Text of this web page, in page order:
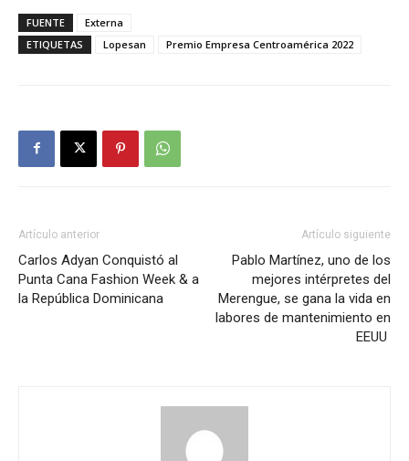
FUENTE
Externa
ETIQUETAS
Lopesan Premio Empresa Centroamérica 2022
Artículo anterior
Carlos Adyan Conquistó al
Punta Cana Fashion Week & a
la República Dominicana
Artículo siguiente
Pablo Martínez, uno de los
mejores intérpretes del
Merengue, se gana la vida en
labores de mantenimiento en
EEUU